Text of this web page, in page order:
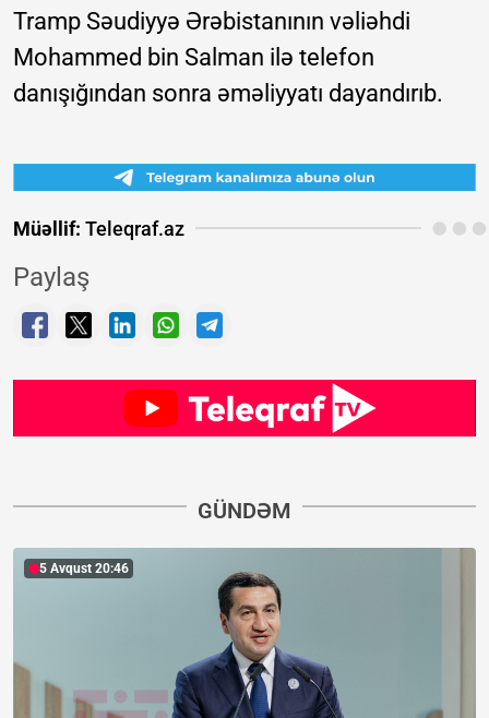
Tramp Səudiyyə Ərəbistanının vəliəhdi
Mohammed bin Salman ilə telefon
danışığından sonra əməliyyatı dayandırıb.
Müəllif: Teleqraf.az
Paylaş
GÜNDƏM
5 Avqust 20:46